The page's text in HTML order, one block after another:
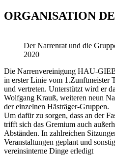
ORGANISATION
Der Narrenrat und die
2020
Die Narrenvereinigung HAU-
in erster Linie vom 1.Zunftmeister
und vertreten. Unterstützt wird er
Wolfgang Krauß, weiteren neun
der einzelnen Hästräger-Gruppen.
Um dafür zu sorgen, dass an der
trifft sich das Gremium auch
Abständen. In zahlreichen
Veranstaltungen geplant und
vereinsinterne Dinge erledigt